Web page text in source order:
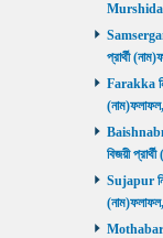
প্রার্থী
Farakka
বিজয়ী
Sujapur
Mothabari